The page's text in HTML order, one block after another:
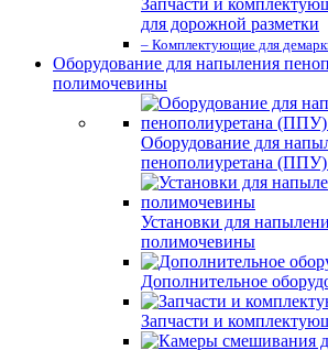
Запчасти и
для дорожной разметки
– Комплектующие для
Оборудование для напыления
полимочевины
Оборудование для
пенополиуретана
Установки для
полимочевины
Дополнительное
Запчасти и